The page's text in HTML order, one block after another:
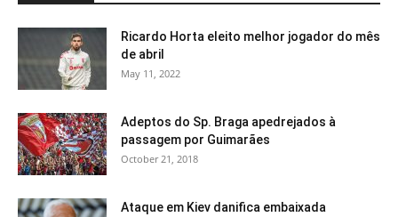
Ricardo Horta eleito melhor jogador do mês
de abril
May 11, 2022
Adeptos do Sp. Braga apedrejados à
passagem por Guimarães
October 21, 2018
Ataque em Kiev danifica embaixada